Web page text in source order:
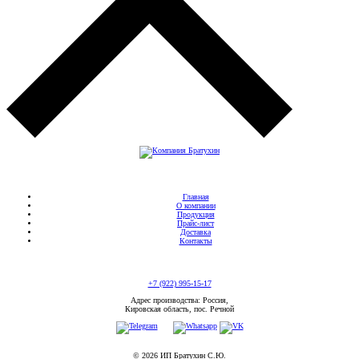
Главная
О компании
Продукция
Прайс-лист
Доставка
Контакты
+7 (922) 995-15-17
Адрес производства: Россия,
Кировская область, пос. Речной
© 2026 ИП Братухин С.Ю.